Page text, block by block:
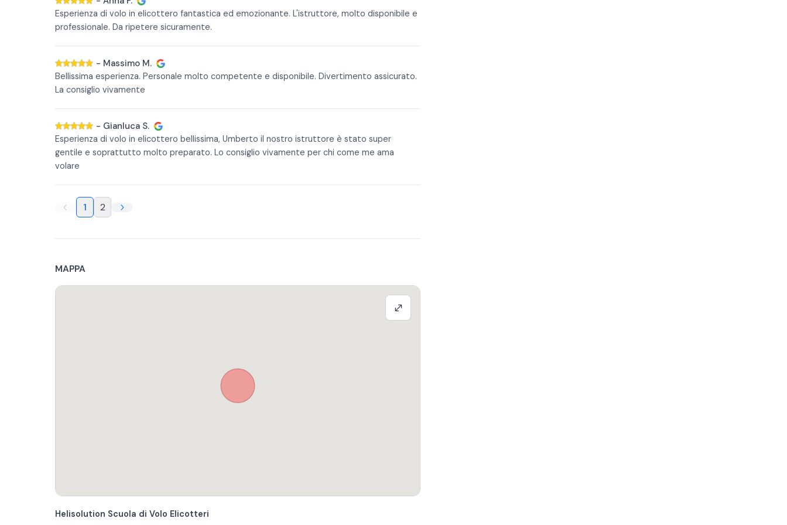
Esperienza di volo in elicottero fantastica ed emozionante. L'istruttore, molto disponibile e
professionale. Da ripetere sicuramente.
- Massimo M.
Bellissima esperienza. Personale molto competente e disponibile. Divertimento assicurato.
La consiglio vivamente
- Gianluca S.
Esperienza di volo in elicottero bellissima, Umberto il nostro istruttore è stato super
gentile e soprattutto molto preparato. Lo consiglio vivamente per chi come me ama
volare
1 2
MAPPA
Helisolution Scuola di Volo Elicotteri